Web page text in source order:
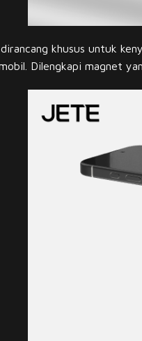
khusus untuk
Dilengkapi magnet